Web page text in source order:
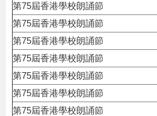
第75屆香港學校朗誦節
第75屆香港學校朗誦節
第75屆香港學校朗誦節
第75屆香港學校朗誦節
第75屆香港學校朗誦節
第75屆香港學校朗誦節
第75屆香港學校朗誦節